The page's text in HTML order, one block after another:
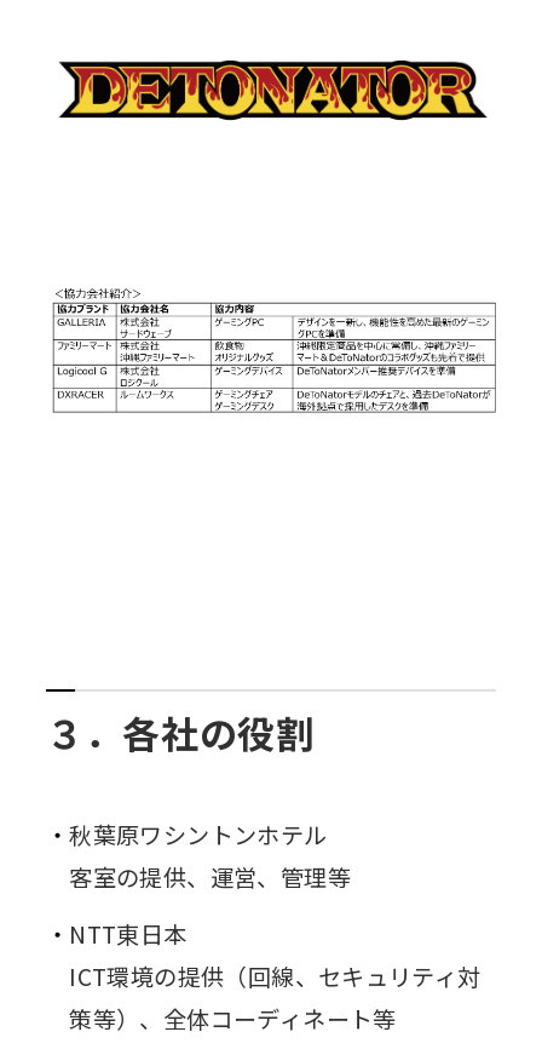
３．各社の役割
秋葉原ワシントンホテル
客室の提供、運営、管理等
NTT東日本
ICT環境の提供（回線、セキュリティ対
策等）、全体コーディネート等